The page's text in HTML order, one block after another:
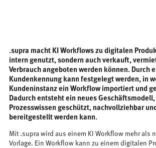
.supra macht KI Workflows zu digitalen
intern genutzt, sondern auch verkauft,
Verbrauch angeboten werden können. Durch
Kundenkennung kann festgelegt werden, in
Kundeninstanz ein Workflow importiert und
Dadurch entsteht ein neues
Prozesswissen geschützt, nachvollziehbar
bereitgestellt werden kann.
Mit .supra wird aus einem KI Workflow mehr als
Vorlage. Ein Workflow kann zu einem digitalen